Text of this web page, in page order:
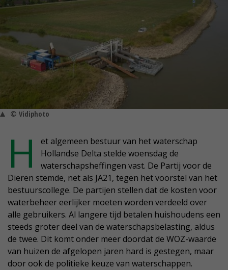
© Vidiphoto
H
et algemeen bestuur van het waterschap
Hollandse Delta stelde woensdag de
waterschapsheffingen vast. De Partij voor de
Dieren stemde, net als JA21, tegen het voorstel van het
bestuurscollege. De partijen stellen dat de kosten voor
waterbeheer eerlijker moeten worden verdeeld over
alle gebruikers. Al langere tijd betalen huishoudens een
steeds groter deel van de waterschapsbelasting, aldus
de twee. Dit komt onder meer doordat de WOZ-waarde
van huizen de afgelopen jaren hard is gestegen, maar
door ook de politieke keuze van waterschappen.